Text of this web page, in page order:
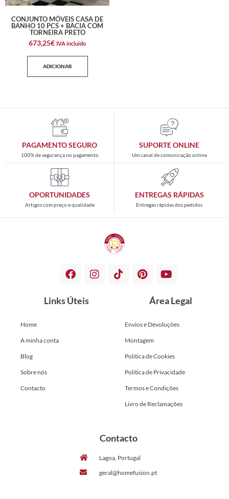
CONJUNTO MÓVEIS CASA DE
BANHO 10 PCS + BACIA COM
TORNEIRA PRETO
673,25€ IVA incluido
ADICIONAR
PAGAMENTO SEGURO
100% de segurança no pagamento
SUPORTE ONLINE
Um canal de comunicação online
OPORTUNIDADES
Artigos com preço e qualidade
ENTREGAS RÁPIDAS
Entregas rápidas dos pedidos
Links Úteis
Home
A minha conta
Blog
Sobre nós
Contacto
Área Legal
Envios e Devoluções
Montagem
Politica de Cookies
Politica de Privacidade
Termos e Condições
Livro de Reclamações
Contacto
Lagoa, Portugal
geral@homefusion.pt